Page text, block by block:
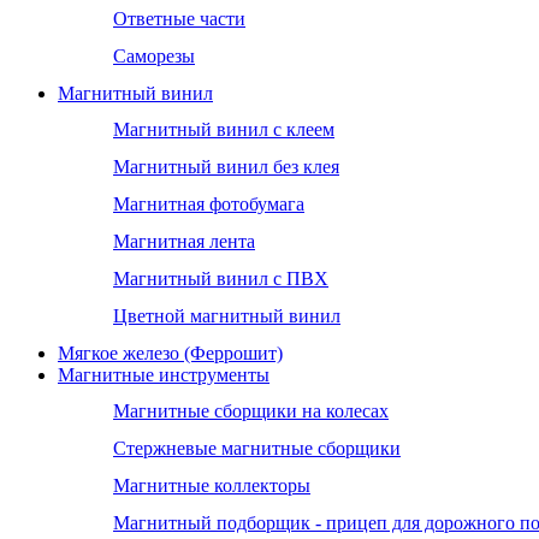
Ответные части
Саморезы
Магнитный винил
Магнитный винил с клеем
Магнитный винил без клея
Магнитная фотобумага
Магнитная лента
Магнитный винил с ПВХ
Цветной магнитный винил
Мягкое железо (Феррошит)
Магнитные инструменты
Магнитные сборщики на колесах
Стержневые магнитные сборщики
Магнитные коллекторы
Магнитный подборщик - прицеп для дорожного